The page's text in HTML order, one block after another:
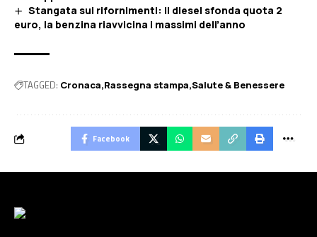
Stangata sui rifornimenti: il diesel sfonda quota 2
euro, la benzina riavvicina i massimi dell’anno
TAGGED: Cronaca Rassegna stampa Salute & Benessere
Facebook